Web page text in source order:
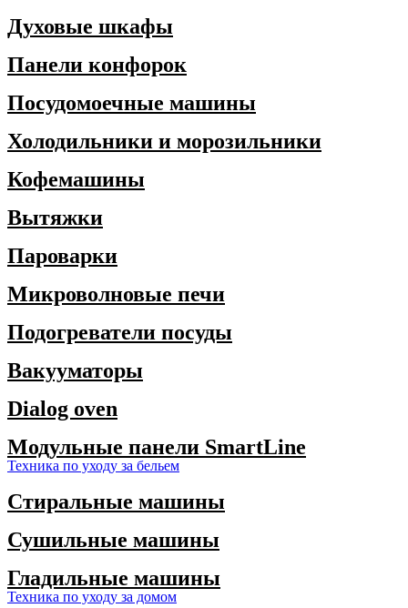
Духовые шкафы
Панели конфорок
Посудомоечные машины
Холодильники и морозильники
Кофемашины
Вытяжки
Пароварки
Микроволновые печи
Подогреватели посуды
Вакууматоры
Dialog oven
Модульные панели SmartLine
Техника по уходу за бельем
Стиральные машины
Сушильные машины
Гладильные машины
Техника по уходу за домом